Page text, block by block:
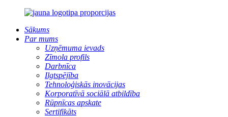
Sākums
Par mums
Uzņēmuma ievads
Zīmola profils
Darbnīca
Ilgtspējība
Tehnoloģiskās inovācijas
Korporatīvā sociālā atbildība
Rūpnīcas apskate
Sertifikāts